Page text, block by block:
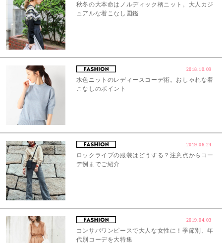
秋冬の大本命はノルディック柄ニット。大人カジ
ュアルな着こなし図鑑
2018.10.09
水色ニットのレディースコーデ術。おしゃれな着
こなしのポイント
2019.06.24
ロックライブの服装はどうする？注意点からコー
デ例までご紹介
2019.04.03
コンサバワンピースで大人な女性に！季節別、年
代別コーデを大特集